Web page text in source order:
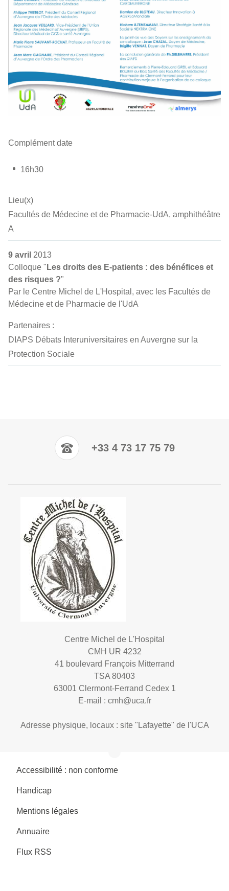
Complément date
16h30
Lieu(x)
Facultés de Médecine et de Pharmacie-UdA, amphithéâtre
A
9 avril 2013
Colloque " Les droits des E-patients : des bénéfices et
des risques ?"
Par le Centre Michel de L'Hospital, avec les Facultés de
Médecine et de Pharmacie de l'UdA
Partenaires :
DIAPS Débats Interuniversitaires en Auvergne sur la
Protection Sociale
+33 4 73 17 75 79
Centre Michel de L'Hospital
CMH UR 4232
41 boulevard François Mitterrand
TSA 80403
63001 Clermont-Ferrand Cedex 1
E-mail : cmh@uca.fr
Adresse physique, locaux : site "Lafayette" de l'UCA
Accessibilité : non conforme
Handicap
Mentions légales
Annuaire
Flux RSS